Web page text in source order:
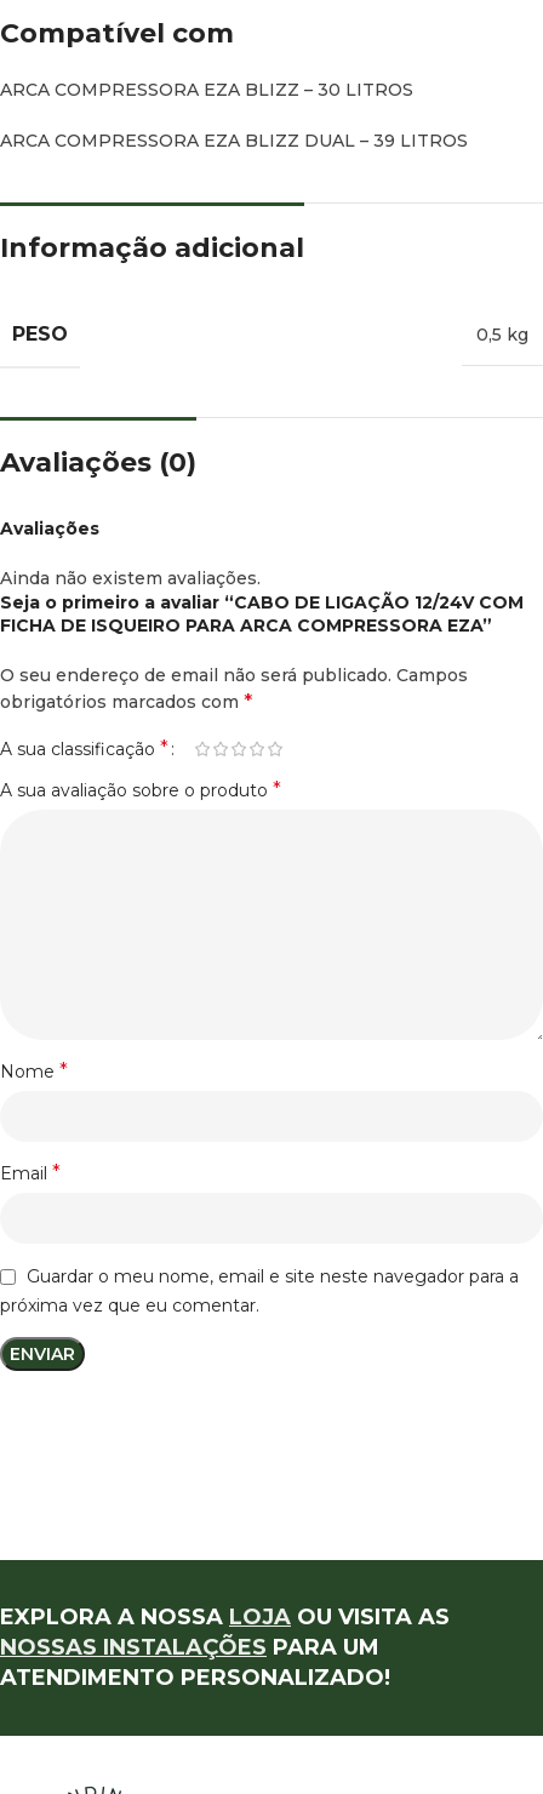
Compatível com
ARCA COMPRESSORA EZA BLIZZ – 30 LITROS
ARCA COMPRESSORA EZA BLIZZ DUAL – 39 LITROS
Informação adicional
PESO 0,5 kg
Avaliações (0)
Avaliações
Ainda não existem avaliações.
Seja o primeiro a avaliar “CABO DE LIGAÇÃO 12/24V COM
FICHA DE ISQUEIRO PARA ARCA COMPRESSORA EZA”
O seu endereço de email não será publicado. Campos
obrigatórios marcados com *
A sua classificação *
A sua avaliação sobre o produto *
Nome *
Email *
Guardar o meu nome, email e site neste navegador para a
próxima vez que eu comentar.
EXPLORA A NOSSA LOJA OU VISITA AS
NOSSAS INSTALAÇÕES PARA UM
ATENDIMENTO PERSONALIZADO!